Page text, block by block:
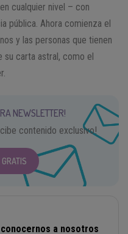
cualquier nivel – con
pública. Ahora comienza el
y las personas que tienen
su carta astral, como el
NEWSLETTER!
contenido exclusivo!
a nosotros